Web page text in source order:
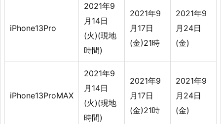
iPhone13Pro
2021年9
月14日
(火)(現地
時間)
2021年9
月17日
(金)21時
2021年9
月24日
(金)
iPhone13ProMAX
2021年9
月14日
(火)(現地
時間)
2021年9
月17日
(金)21時
2021年9
月24日
(金)